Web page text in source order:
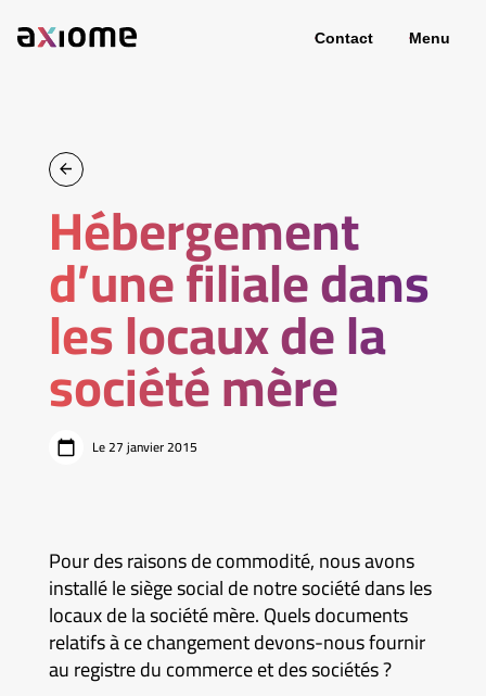
Contact Menu
Hébergement
d’une filiale dans
les locaux de la
société mère
Le 27 janvier 2015
Pour des raisons de commodité, nous avons
installé le siège social de notre société dans les
locaux de la société mère. Quels documents
relatifs à ce changement devons-nous fournir
au registre du commerce et des sociétés ?